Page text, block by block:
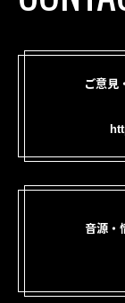
ご意見
音源・